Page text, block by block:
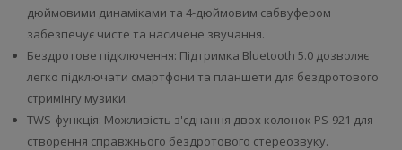
дюймовими динаміками та 4-дюймовим сабвуфером
забезпечує чисте та насичене звучання.
Бездротове підключення: Підтримка Bluetooth 5.0 дозволяє
легко підключати смартфони та планшети для бездротового
стримінгу музики.
TWS-функція: Можливість з'єднання двох колонок PS-921 для
створення справжнього бездротового стереозвуку.